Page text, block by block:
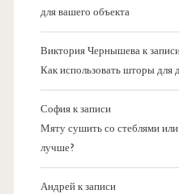
для вашего объекта
Виктория Чернышевак
Как использовать шторы для
Софияк записи
Мяту сушить со стеблями или
лучше?
Андрейк записи